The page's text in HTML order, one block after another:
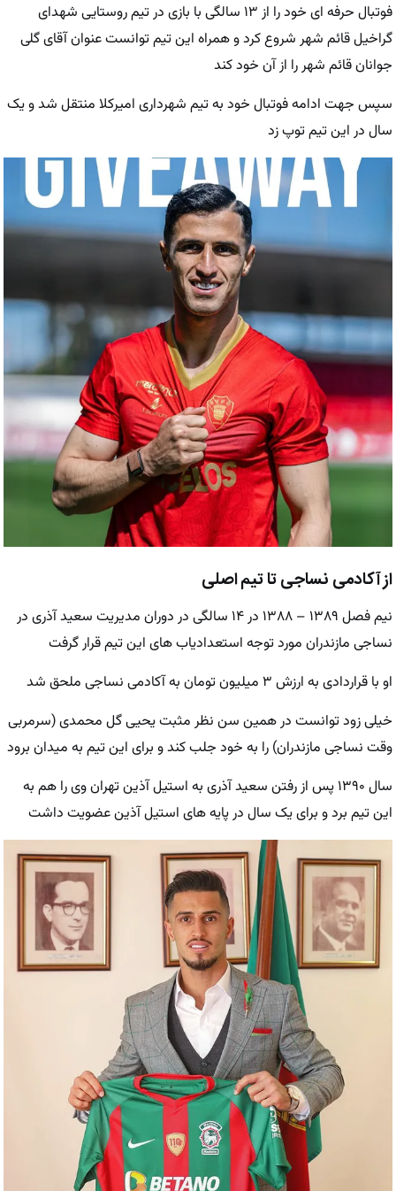
فوتبال حرفه ای خود را از ۱۳ سالگی با بازی در تیم روستایی شهدای
گراخیل قائم شهر شروع کرد و همراه این تیم توانست عنوان آقای گلی
جوانان قائم شهر را از آن خود کند
سپس جهت ادامه فوتبال خود به تیم شهرداری امیرکلا منتقل شد و یک
سال در این تیم توپ زد
از آکادمی نساجی تا تیم اصلی
نیم فصل ۱۳۸۹ – ۱۳۸۸ در ۱۴ سالگی در دوران مدیریت سعید آذری در
نساجی مازندران مورد توجه استعدادیاب های این تیم قرار گرفت
او با قراردادی به ارزش ۳ میلیون تومان به آکادمی نساجی ملحق شد
خیلی زود توانست در همین سن نظر مثبت یحیی گل محمدی (سرمربی
وقت نساجی مازندران) را به خود جلب کند و برای این تیم به میدان برود
سال ۱۳۹۰ پس از رفتن سعید آذری به استیل آذین تهران وی را هم به
این تیم برد و برای یک سال در پایه های استیل آذین عضویت داشت